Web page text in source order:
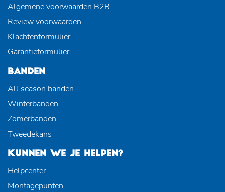
Algemene voorwaarden B2B
Review voorwaarden
Klachtenformulier
Garantieformulier
BANDEN
All season banden
Winterbanden
Zomerbanden
Tweedekans
KUNNEN WE JE HELPEN?
Helpcenter
Montagepunten